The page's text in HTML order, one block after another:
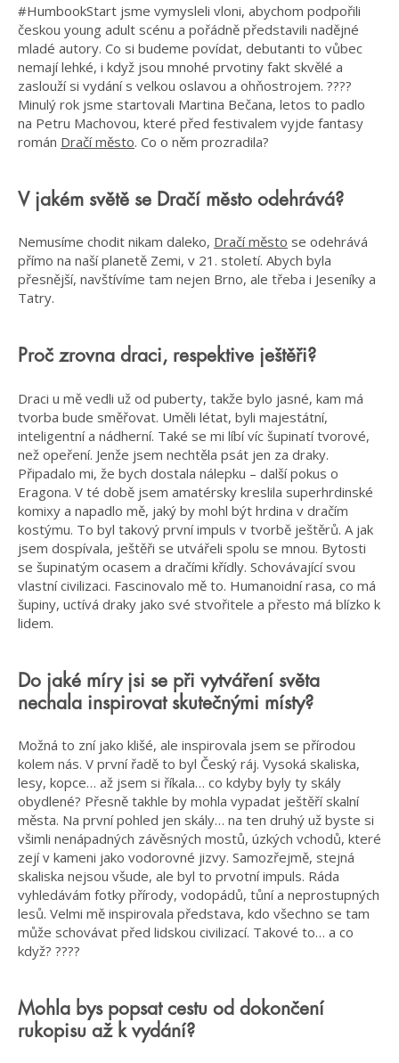
#HumbookStart jsme vymysleli vloni, abychom podpořili
českou young adult scénu a pořádně představili nadějné
mladé autory. Co si budeme povídat, debutanti to vůbec
nemají lehké, i když jsou mnohé prvotiny fakt skvělé a
zaslouží si vydání s velkou oslavou a ohňostrojem. ????
Minulý rok jsme startovali Martina Bečana, letos to padlo
na Petru Machovou, které před festivalem vyjde fantasy
román Dračí město. Co o něm prozradila?
V jakém světě se Dračí město odehrává?
Nemusíme chodit nikam daleko, Dračí město se odehrává
přímo na naší planetě Zemi, v 21. století. Abych byla
přesnější, navštívíme tam nejen Brno, ale třeba i Jeseníky a
Tatry.
Proč zrovna draci, respektive ještěři?
Draci u mě vedli už od puberty, takže bylo jasné, kam má
tvorba bude směřovat. Uměli létat, byli majestátní,
inteligentní a nádherní. Také se mi líbí víc šupinatí tvorové,
než opeření. Jenže jsem nechtěla psát jen za draky.
Připadalo mi, že bych dostala nálepku – další pokus o
Eragona. V té době jsem amatérsky kreslila superhrdinské
komixy a napadlo mě, jaký by mohl být hrdina v dračím
kostýmu. To byl takový první impuls v tvorbě ještěrů. A jak
jsem dospívala, ještěři se utvářeli spolu se mnou. Bytosti
se šupinatým ocasem a dračími křídly. Schovávající svou
vlastní civilizaci. Fascinovalo mě to. Humanoidní rasa, co má
šupiny, uctívá draky jako své stvořitele a přesto má blízko k
lidem.
Do jaké míry jsi se při vytváření světa
nechala inspirovat skutečnými místy?
Možná to zní jako klišé, ale inspirovala jsem se přírodou
kolem nás. V první řadě to byl Český ráj. Vysoká skaliska,
lesy, kopce… až jsem si říkala… co kdyby byly ty skály
obydlené? Přesně takhle by mohla vypadat ještěří skalní
města. Na první pohled jen skály… na ten druhý už byste si
všimli nenápadných závěsných mostů, úzkých vchodů, které
zejí v kameni jako vodorovné jizvy. Samozřejmě, stejná
skaliska nejsou všude, ale byl to prvotní impuls. Ráda
vyhledávám fotky přírody, vodopádů, tůní a neprostupných
lesů. Velmi mě inspirovala představa, kdo všechno se tam
může schovávat před lidskou civilizací. Takové to… a co
když? ????
Mohla bys popsat cestu od dokončení
rukopisu až k vydání?